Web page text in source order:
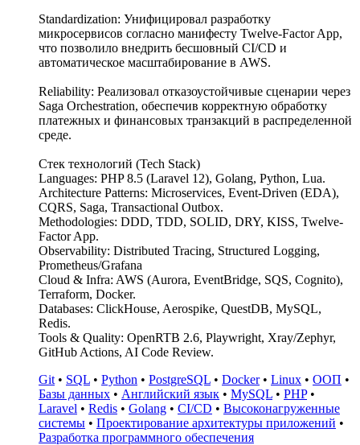
Standardization: Унифицировал разработку
микросервисов согласно манифесту Twelve-Factor App,
что позволило внедрить бесшовный CI/CD и
автоматическое масштабирование в AWS.
Reliability: Реализовал отказоустойчивые сценарии через
Saga Orchestration, обеспечив корректную обработку
платежных и финансовых транзакций в распределенной
среде.
Стек технологий (Tech Stack)
Languages: PHP 8.5 (Laravel 12), Golang, Python, Lua.
Architecture Patterns: Microservices, Event-Driven (EDA),
CQRS, Saga, Transactional Outbox.
Methodologies: DDD, TDD, SOLID, DRY, KISS, Twelve-
Factor App.
Observability: Distributed Tracing, Structured Logging,
Prometheus/Grafana
Cloud & Infra: AWS (Aurora, EventBridge, SQS, Cognito),
Terraform, Docker.
Databases: ClickHouse, Aerospike, QuestDB, MySQL,
Redis.
Tools & Quality: OpenRTB 2.6, Playwright, Xray/Zephyr,
GitHub Actions, AI Code Review.
Git • SQL • Python • PostgreSQL • Docker• Linux • ООП •
Базы данных • Английский язык • MySQL • PHP•
Laravel • Redis • Golang • CI/CD • Высоконагруженные
системы • Проектирование архитектуры приложений •
Разработка программного обеспечения